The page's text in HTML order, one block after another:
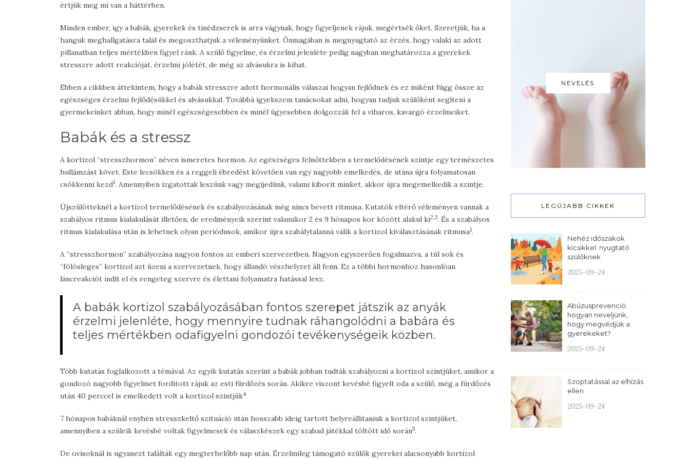
értjük meg mi van a háttérben.
Minden ember, így a babák, gyerekek és tinédzserek is arra vágynak, hogy figyeljenek rájuk, megértsék őket. Szeretjük, ha a
hanguk meghallgatásra talál és megoszthatjuk a véleményünket. Önmagában is megnyugtató az érzés, hogy valaki az adott
pillanatban teljes mértékben figyel ránk. A szülő figyelme, és érzelmi jelenléte pedig nagyban meghatározza a gyerekek
stresszre adott reakcióját, érzelmi jólétét, de még az alvásukra is kihat.
Ebben a cikkben áttekintem, hogy a babák stresszre adott hormonális válaszai hogyan fejlődnek és ez miként függ össze az
egészséges érzelmi fejlődésükkel és alvásukkal. Továbbá igyekszem tanácsokat adni, hogyan tudjuk szülőként segíteni a
gyermekeinket abban, hogy minél egészségesebben és minél ügyesebben dolgozzák fel a viharos, kavargó érzelmeiket.
Babák és a stressz
A kortizol “stresszhormon” néven ismeretes hormon. Az egészséges felnőttekben a termelődésének szintje egy természetes
hullámzást követ. Este lecsökken és a reggeli ébredést követően van egy nagyobb emelkedés, de utána újra folyamatosan
csökkenni kezd1. Amennyiben izgatottak leszünk vagy megijedünk, valami kiborít minket, akkor újra megemelkedik a szintje.
Újszülötteknél a kortizol termelődésének és szabályozásának még nincs bevett ritmusa. Kutatók eltérő véleményen vannak a
szabályos ritmus kialakulását illetően, de eredményeik szerint valamikor 2 és 9 hónapos kor között alakul ki2,3. És a szabályos
ritmus kialakulása után is lehetnek olyan periódusok, amikor újra szabálytalanná válik a kortizol kiválasztásának ritmusa1.
A “stresszhormon” szabályozása nagyon fontos az emberi szervezetben. Nagyon egyszerűen fogalmazva, a túl sok és
“fölösleges” kortizol azt üzeni a szervezetnek, hogy állandó vészhelyzet áll fenn. Ez a többi hormonhoz hasonlóan
láncreakciót indít el és rengeteg szervre és élettani folyamatra hatással lesz.
A babák kortizol szabályozásában fontos szerepet játszik az anyák
érzelmi jelenléte, hogy mennyire tudnak ráhangolódni a babára és
teljes mértékben odafigyelni gondozói tevékenységeik közben.
Több kutatás foglalkozott a témával. Az egyik kutatás szerint a babák jobban tudták szabályozni a kortizol szintjüket, amikor a
gondozó nagyobb figyelmet fordított rájuk az esti fürdőzés során. Akikre viszont kevésbé figyelt oda a szülő, még a fürdőzés
után 40 perccel is emelkedett volt a kortizol szintjük4.
7 hónapos babáknál enyhén stresszkeltő szituáció után hosszabb ideig tartott helyreállítaniuk a kortizol szintjüket,
amennyiben a szüleik kevésbé voltak figyelmesek és válaszkészek egy szabad játékkal töltött idő során5.
De ovisoknál is ugyanezt találták egy megterhelőbb nap után. Érzelmileg támogató szülők gyerekei alacsonyabb kortizol
NEVELÉS
LEGÚJABB CIKKEK
Nehéz időszakok
kicsikkel: nyugtató
szülőknek
2025-09-24
Abúzusprevenció:
hogyan neveljünk,
hogy megvédjük a
gyerekeket?
2025-09-24
Szoptatással az elhízás
ellen
2025-09-24